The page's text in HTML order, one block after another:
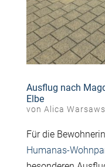
Ausflug nach
Elbe
von Alica
Für die
Humanas-